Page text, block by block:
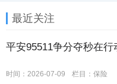
最近关注
平安95511争分夺秒在行
时间：2026-07-09 栏目： 保险